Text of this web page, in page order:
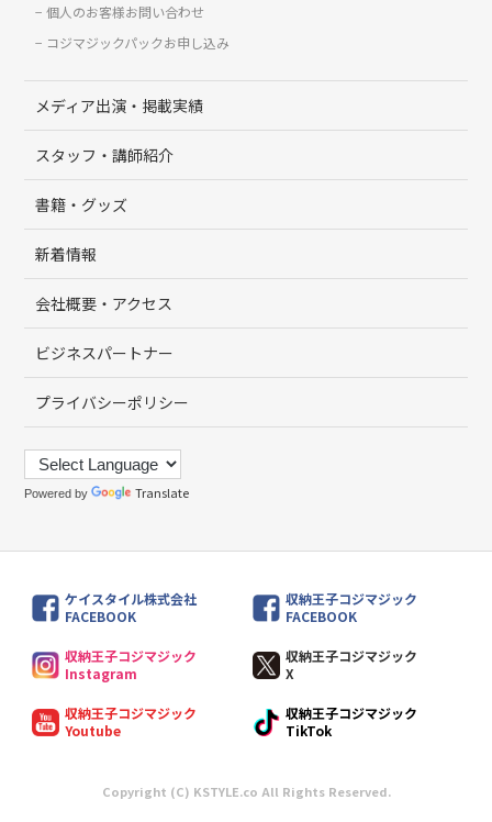
個人のお客様お問い合わせ
コジマジックパックお申し込み
メディア出演・掲載実績
スタッフ・講師紹介
書籍・グッズ
新着情報
会社概要・アクセス
ビジネスパートナー
プライバシーポリシー
Powered by Translate
ケイスタイル株式会社
FACEBOOK
収納王子コジマジック
FACEBOOK
収納王子コジマジック
Instagram
収納王子コジマジック
X
収納王子コジマジック
Youtube
収納王子コジマジック
TikTok
Copyright (C) KSTYLE.co All Rights Reserved.